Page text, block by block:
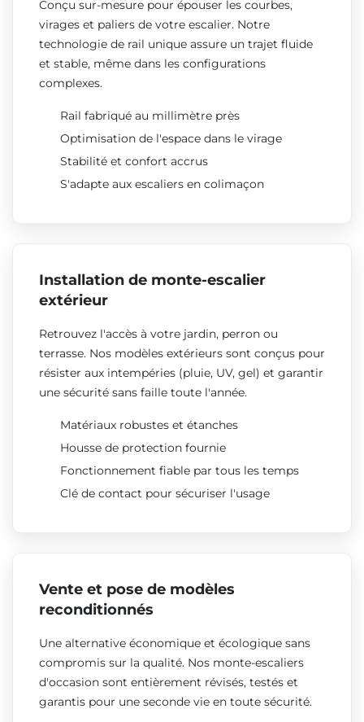
Conçu sur-mesure pour épouser les courbes,
virages et paliers de votre escalier. Notre
technologie de rail unique assure un trajet fluide
et stable, même dans les configurations
complexes.
Rail fabriqué au millimètre près
Optimisation de l'espace dans le virage
Stabilité et confort accrus
S'adapte aux escaliers en colimaçon
Installation de monte-escalier
extérieur
Retrouvez l'accès à votre jardin, perron ou
terrasse. Nos modèles extérieurs sont conçus pour
résister aux intempéries (pluie, UV, gel) et garantir
une sécurité sans faille toute l'année.
Matériaux robustes et étanches
Housse de protection fournie
Fonctionnement fiable par tous les temps
Clé de contact pour sécuriser l'usage
Vente et pose de modèles
reconditionnés
Une alternative économique et écologique sans
compromis sur la qualité. Nos monte-escaliers
d'occasion sont entièrement révisés, testés et
garantis pour une seconde vie en toute sécurité.